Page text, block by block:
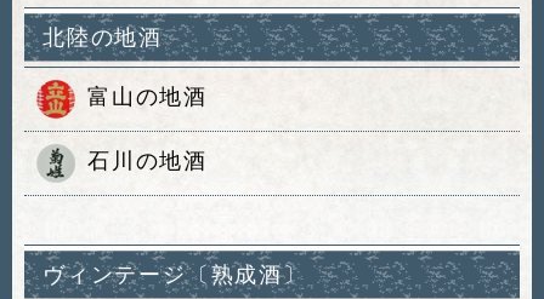
北陸の地酒
富山の地酒
石川の地酒
ヴィンテージ〔熟成酒〕